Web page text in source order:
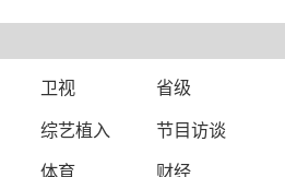
卫视
省级
综艺植入
节目访谈
体育
财经